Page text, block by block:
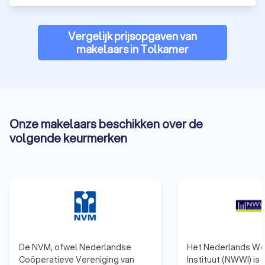
gemakkelijk 1000+ reviews van eerdere klanten lezen die we
hebben verzameld vanuit verschillende bronnen. Vervolgens
kun je naar de Trustoo Scores kijken van de verschillende
makelaarskantoren in Tolkamer. Ook is het belangrijk om te
kijken naar de kosten van de verschillende makelaars uit
uitgedrukt als een percentage van de verkoopprijs van een
huis. De hoogte van de courtage kan variëren afhankelijk van
de makelaar en de geleverde diensten. Het is altijd raadzaam
verrassingen te voorkomen.
Vergelijk prijsopgaven van
makelaars in Tolkamer
Onze makelaars beschikken over de
volgende keurmerken
De NVM, ofwel Nederlandse
Coöperatieve Vereniging van
Het Nederlands
Instituut (NWWI) is